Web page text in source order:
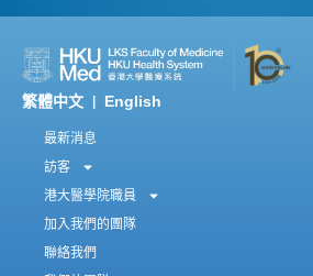
繁體中文 English
最新消息
訪客
港大醫學院職員
加入我們的團隊
聯絡我們